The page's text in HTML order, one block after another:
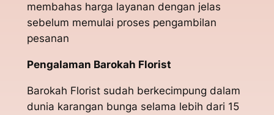
membahas harga layanan dengan jelas
sebelum memulai proses pengambilan
pesanan
Pengalaman Barokah Florist
Barokah Florist sudah berkecimpung dalam
dunia karangan bunga selama lebih dari 15